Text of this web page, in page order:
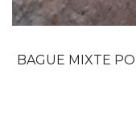
BAGUE MIXTE